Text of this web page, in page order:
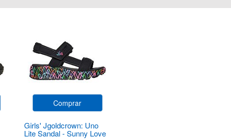
Comprar
Girls' Jgoldcrown: Uno
Lite Sandal - Sunny Love